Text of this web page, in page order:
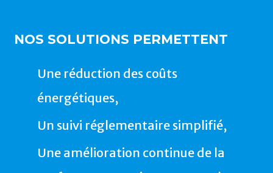
NOS SOLUTIONS PERMETTENT
Une réduction des coûts
énergétiques,
Un suivi réglementaire simplifié,
Une amélioration continue de la